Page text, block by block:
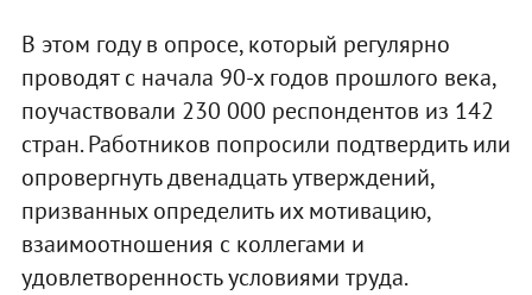
В этом году в опросе, который регулярно
проводят с начала 90-х годов прошлого века,
поучаствовали 230 000 респондентов из 142
стран. Работников попросили подтвердить или
опровергнуть двенадцать утверждений,
призванных определить их мотивацию,
взаимоотношения с коллегами и
удовлетворенность условиями труда.